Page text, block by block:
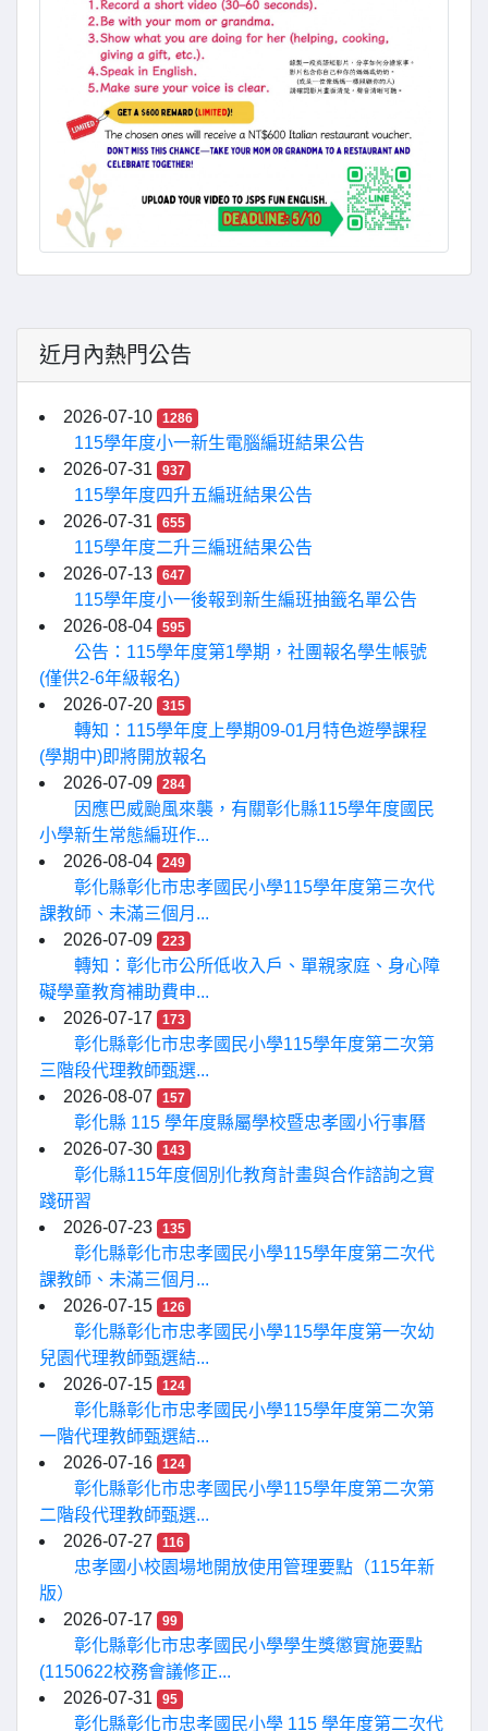
近月內熱門公告
2026-07-10 1286
115學年度小一新生電腦編班結果公告
2026-07-31
937
115學年度四升五編班結果公告
2026-07-31
655
115學年度二升三編班結果公告
2026-07-13
647
115學年度小一後報到新生編班抽籤名單公告
2026-08-04
595
公告：115學年度第1學期，社團報名學生帳號
(僅供2-6年級報名)
2026-07-20
315
轉知：115學年度上學期09-01月特色遊學課程
(學期中)即將開放報名
2026-07-09
284
因應巴威颱風來襲，有關彰化縣115學年度國民
小學新生常態編班作...
2026-08-04
249
彰化縣彰化市忠孝國民小學115學年度第三次代
課教師、未滿三個月...
2026-07-09
223
轉知：彰化市公所低收入戶、單親家庭、身心障
礙學童教育補助費申...
2026-07-17
173
彰化縣彰化市忠孝國民小學115學年度第二次第
三階段代理教師甄選...
2026-08-07
157
彰化縣 115 學年度縣屬學校暨忠孝國小行事曆
2026-07-30
143
彰化縣115年度個別化教育計畫與合作諮詢之實
踐研習
2026-07-23
135
彰化縣彰化市忠孝國民小學115學年度第二次代
課教師、未滿三個月...
2026-07-15
126
彰化縣彰化市忠孝國民小學115學年度第一次幼
兒園代理教師甄選結...
2026-07-15
124
彰化縣彰化市忠孝國民小學115學年度第二次第
一階代理教師甄選結...
2026-07-16
124
彰化縣彰化市忠孝國民小學115學年度第二次第
二階段代理教師甄選...
2026-07-27
116
忠孝國小校園場地開放使用管理要點（115年新
版）
2026-07-17
99
彰化縣彰化市忠孝國民小學學生獎懲實施要點
(1150622校務會議修正...
2026-07-31
95
彰化縣彰化市忠孝國民小學 115 學年度第二次代